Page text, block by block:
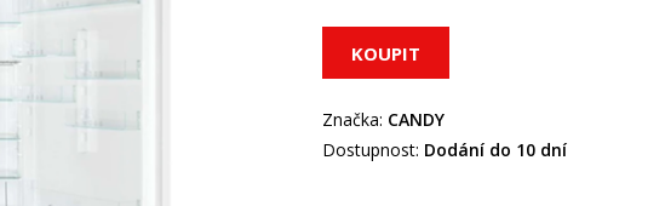
Značka: CANDY
Dostupnost: Dodání do 10 dní